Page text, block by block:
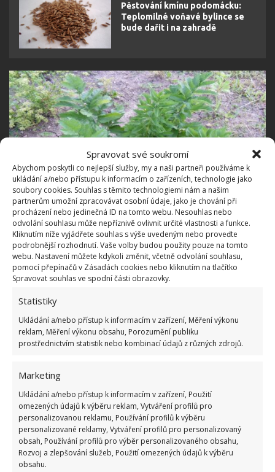
Spravovat své soukromí
Abychom poskytli co nejlepší služby, my a naši partneři používáme k
ukládání a/nebo přístupu k informacím o zařízeních, technologie jako
soubory cookies. Souhlas s těmito technologiemi nám a našim
partnerům umožní zpracovávat osobní údaje, jako je chování při
procházení nebo jedinečná ID na tomto webu. Nesouhlas nebo
odvolání souhlasu může nepříznivě ovlivnit určité vlastnosti a funkce.
Kliknutím níže vyjádřete souhlas s výše uvedeným nebo proveďte
podrobnější rozhodnutí. Vaše volby budou použity pouze na tomto
webu. Nastavení můžete kdykoli změnit, včetně odvolání souhlasu,
pomocí přepínačů v Zásadách cookies nebo kliknutím na tlačítko
Spravovat souhlas ve spodní části obrazovky.
Statistiky
Ukládání a/nebo přístup k informacím v zařízení, Měření výkonu
reklam, Měření výkonu obsahu, Porozumění publiku
prostřednictvím statistik nebo kombinací údajů z různých zdrojů.
Marketing
Ukládání a/nebo přístup k informacím v zařízení, Použití
omezených údajů k výběru reklam, Vytváření profilů pro
personalizovanou reklamu, Používání profilů k výběru
personalizované reklamy, Vytváření profilů pro personalizovaný
obsah, Používání profilů pro výběr personalizovaného obsahu,
Rozvoj a zlepšování služeb, Použití omezených údajů k výběru
obsahu.
Pěstování kmínu podomácku:
Teplomilné voňavé bylince se
bude dařit i na zahradě
Fotografie: Pixabay
Odstraňujte všechny větvičky, které rostou do květu.
Čím častěji budete libeček stříhat, tím silnější keř
bude. Jak vidíte, pěstování libečku je opravdu
nebo kompostovou půdu
zalévat. Zajistěte jí také zastíněné místo a pravidelné
prořezávání a vyroste vám do opravdu impozantních
Domek i Ogrodek